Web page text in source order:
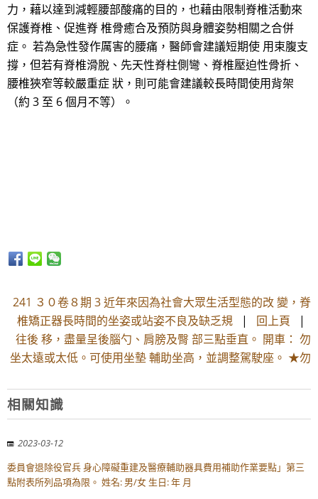
力，藉以達到減輕腰部酸痛的目的，也藉由限制脊椎活動來
保護脊椎、促進脊 椎骨癒合及預防與身體姿勢相關之合併
症。 若為急性發作厲害的腰痛，醫師會建議短期使 用束腹支
撐，但若有脊椎滑脫、先天性脊柱側彎、脊椎壓迫性骨折、
腰椎狹窄等較嚴重症 狀，則可能會建議較長時間使用背架
（約 3 至 6 個月不等）。
241 ３０卷８期 3 近年來因為社會大眾生活型態的改 變，脊
椎矯正器長時間的坐姿或站姿不良及缺乏規
| 回上頁 |
往後 移，盡量呈後腦勺、肩膀及臀 部三點垂直。 開車： 勿
坐太遠或太低。可使用坐墊 輔助坐高，並調整駕駛座。 ★勿
相關知識
2023-03-12
委員會退除役官兵 身心障礙重建及醫療輔助器具費用補助作業要點」第三
點附表所列品項為限。 姓名: 男/女 生日: 年 月